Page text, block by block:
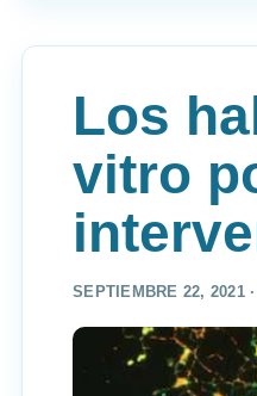
Los
vitro
SEPTIEMBRE 22, 2021 ·